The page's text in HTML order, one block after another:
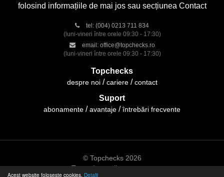
Acest website folosește cookies. Detalii
folosind informațiile de mai jos sau secțiunea Contact
tel: (004) 0213 711 834
(luni-vineri între orele 09:30 - 17:30)
email: office@topchecks.ro
(luni-vineri între orele 09:30 - 17:30)
Topchecks
despre noi cariere contact
Suport
abonamente avantaje întrebări frecvente
© Topchecks 2026
Toate drepturile rezervate